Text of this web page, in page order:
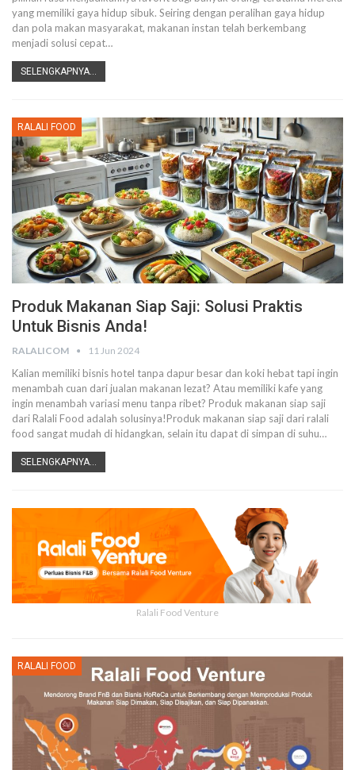
yang memiliki gaya hidup sibuk. Seiring dengan peralihan gaya hidup
dan pola makan masyarakat, makanan instan telah berkembang
menjadi solusi cepat…
SELENGKAPNYA...
RALALI FOOD
Produk Makanan Siap Saji: Solusi Praktis
Untuk Bisnis Anda!
RALALICOM 11 Jun 2024
Kalian memiliki bisnis hotel tanpa dapur besar dan koki hebat tapi ingin
menambah cuan dari jualan makanan lezat? Atau memiliki kafe yang
ingin menambah variasi menu tanpa ribet? Produk makanan siap saji
dari Ralali Food adalah solusinya!Produk makanan siap saji dari ralali
food sangat mudah di hidangkan, selain itu dapat di simpan di suhu…
SELENGKAPNYA...
Ralali Food Venture
RALALI FOOD